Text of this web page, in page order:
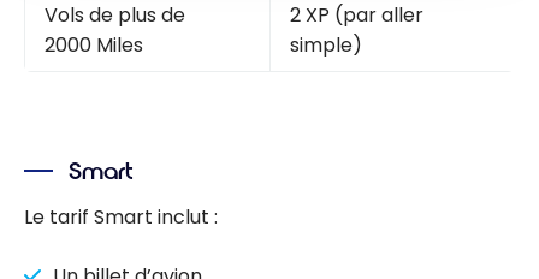
Vols de plus de
2000 Miles
2 XP (par aller
simple)
Smart
Le tarif Smart inclut :